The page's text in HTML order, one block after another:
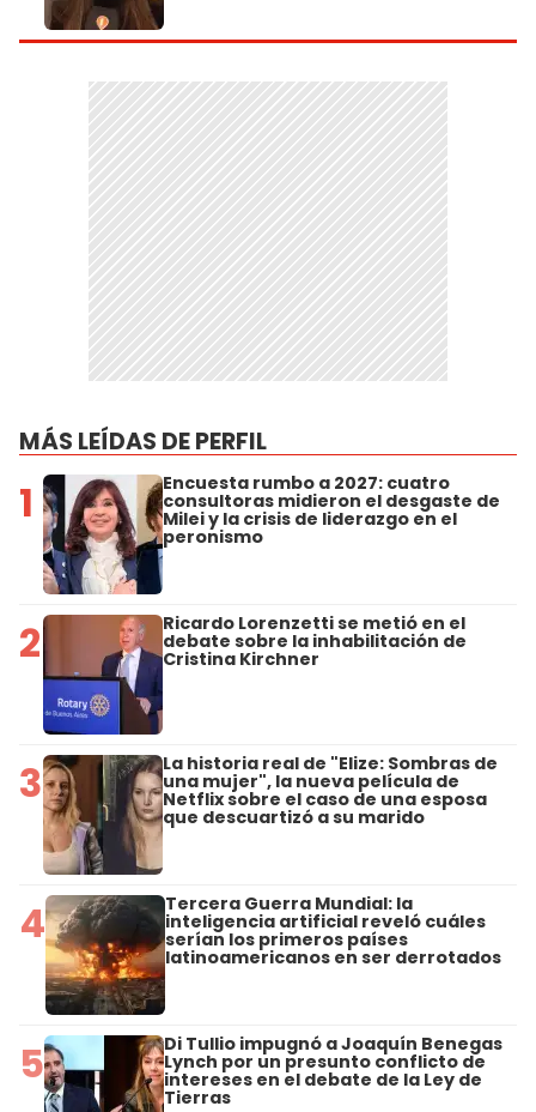
MÁS LEÍDAS DE PERFIL
1 Encuesta rumbo a 2027: cuatro
consultoras midieron el desgaste de
Milei y la crisis de liderazgo en el
peronismo
2 Ricardo Lorenzetti se metió en el
debate sobre la inhabilitación de
Cristina Kirchner
3 La historia real de "Elize: Sombras de
una mujer", la nueva película de
Netflix sobre el caso de una esposa
que descuartizó a su marido
4 Tercera Guerra Mundial: la
inteligencia artificial reveló cuáles
serían los primeros países
latinoamericanos en ser derrotados
5 Di Tullio impugnó a Joaquín Benegas
Lynch por un presunto conflicto de
intereses en el debate de la Ley de
Tierras